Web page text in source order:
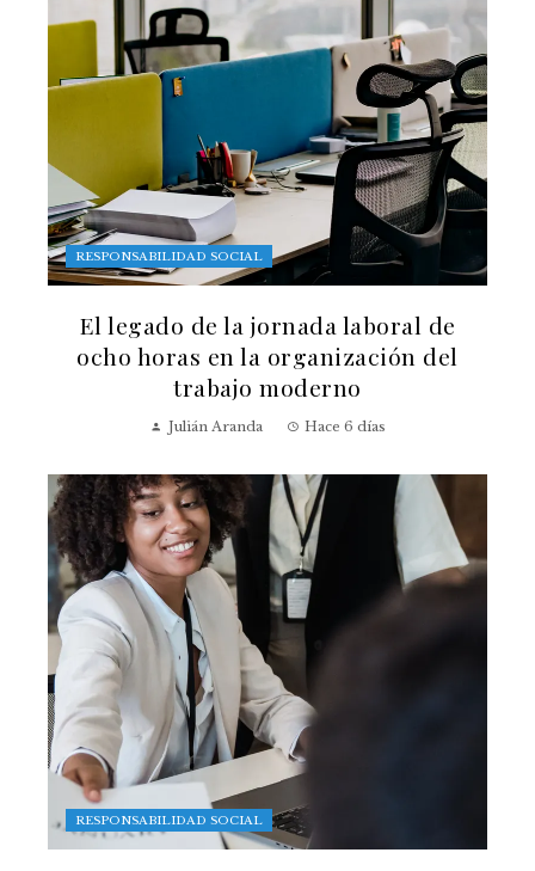
RESPONSABILIDAD SOCIAL
El legado de la jornada laboral de
ocho horas en la organización del
trabajo moderno
Julián Aranda Hace 6 días
RESPONSABILIDAD SOCIAL